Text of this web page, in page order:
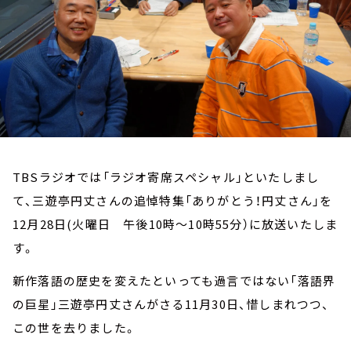
TBSラジオでは「ラジオ寄席スペシャル」といたしまし
て、三遊亭円丈さんの追悼特集「ありがとう！円丈さん」を
12月28日(火曜日 午後10時～10時55分）に放送いたしま
す。
新作落語の歴史を変えたといっても過言ではない「落語界
の巨星」三遊亭円丈さんがさる11月30日、惜しまれつつ、
この世を去りました。